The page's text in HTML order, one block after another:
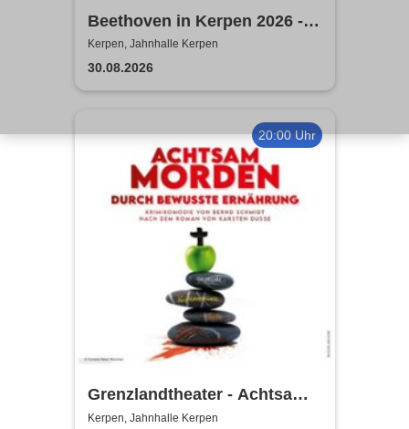
Beethoven in Kerpen 2026 -
Sommerkonzerte 2026
Kerpen, Jahnhalle Kerpen
30.08.2026
20:00 Uhr
Grenzlandtheater - Achtsam
Morden durch bewusste
Kerpen, Jahnhalle Kerpen